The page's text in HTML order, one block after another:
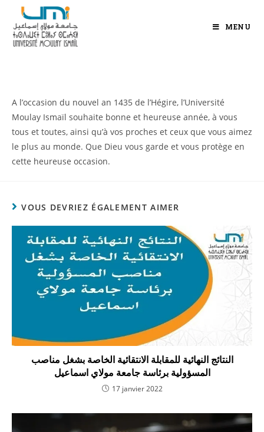
MENU
A l’occasion du nouvel an 1435 de l’Hégire, l’Université
Moulay Ismaïl souhaite bonne et heureuse année, à vous
tous et toutes, ainsi qu’à vos proches et ceux que vous aimez
le plus au monde. Que Dieu vous garde et vous protège en
cette heureuse occasion.
VOUS DEVRIEZ ÉGALEMENT AIMER
النتائج النهائية للمقابلة الانتقائية الخاصة بشغل مناصب
المسؤولية برئاسة جامعة مولاي اسماعيل
17 janvier 2022